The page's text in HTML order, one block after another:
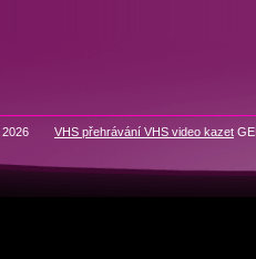
2026 VHS přehrávání VHS video kazet